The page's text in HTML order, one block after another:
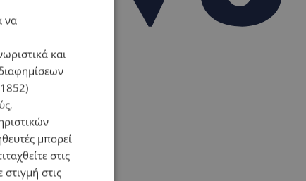
να
και
μπορεί
στις
στις